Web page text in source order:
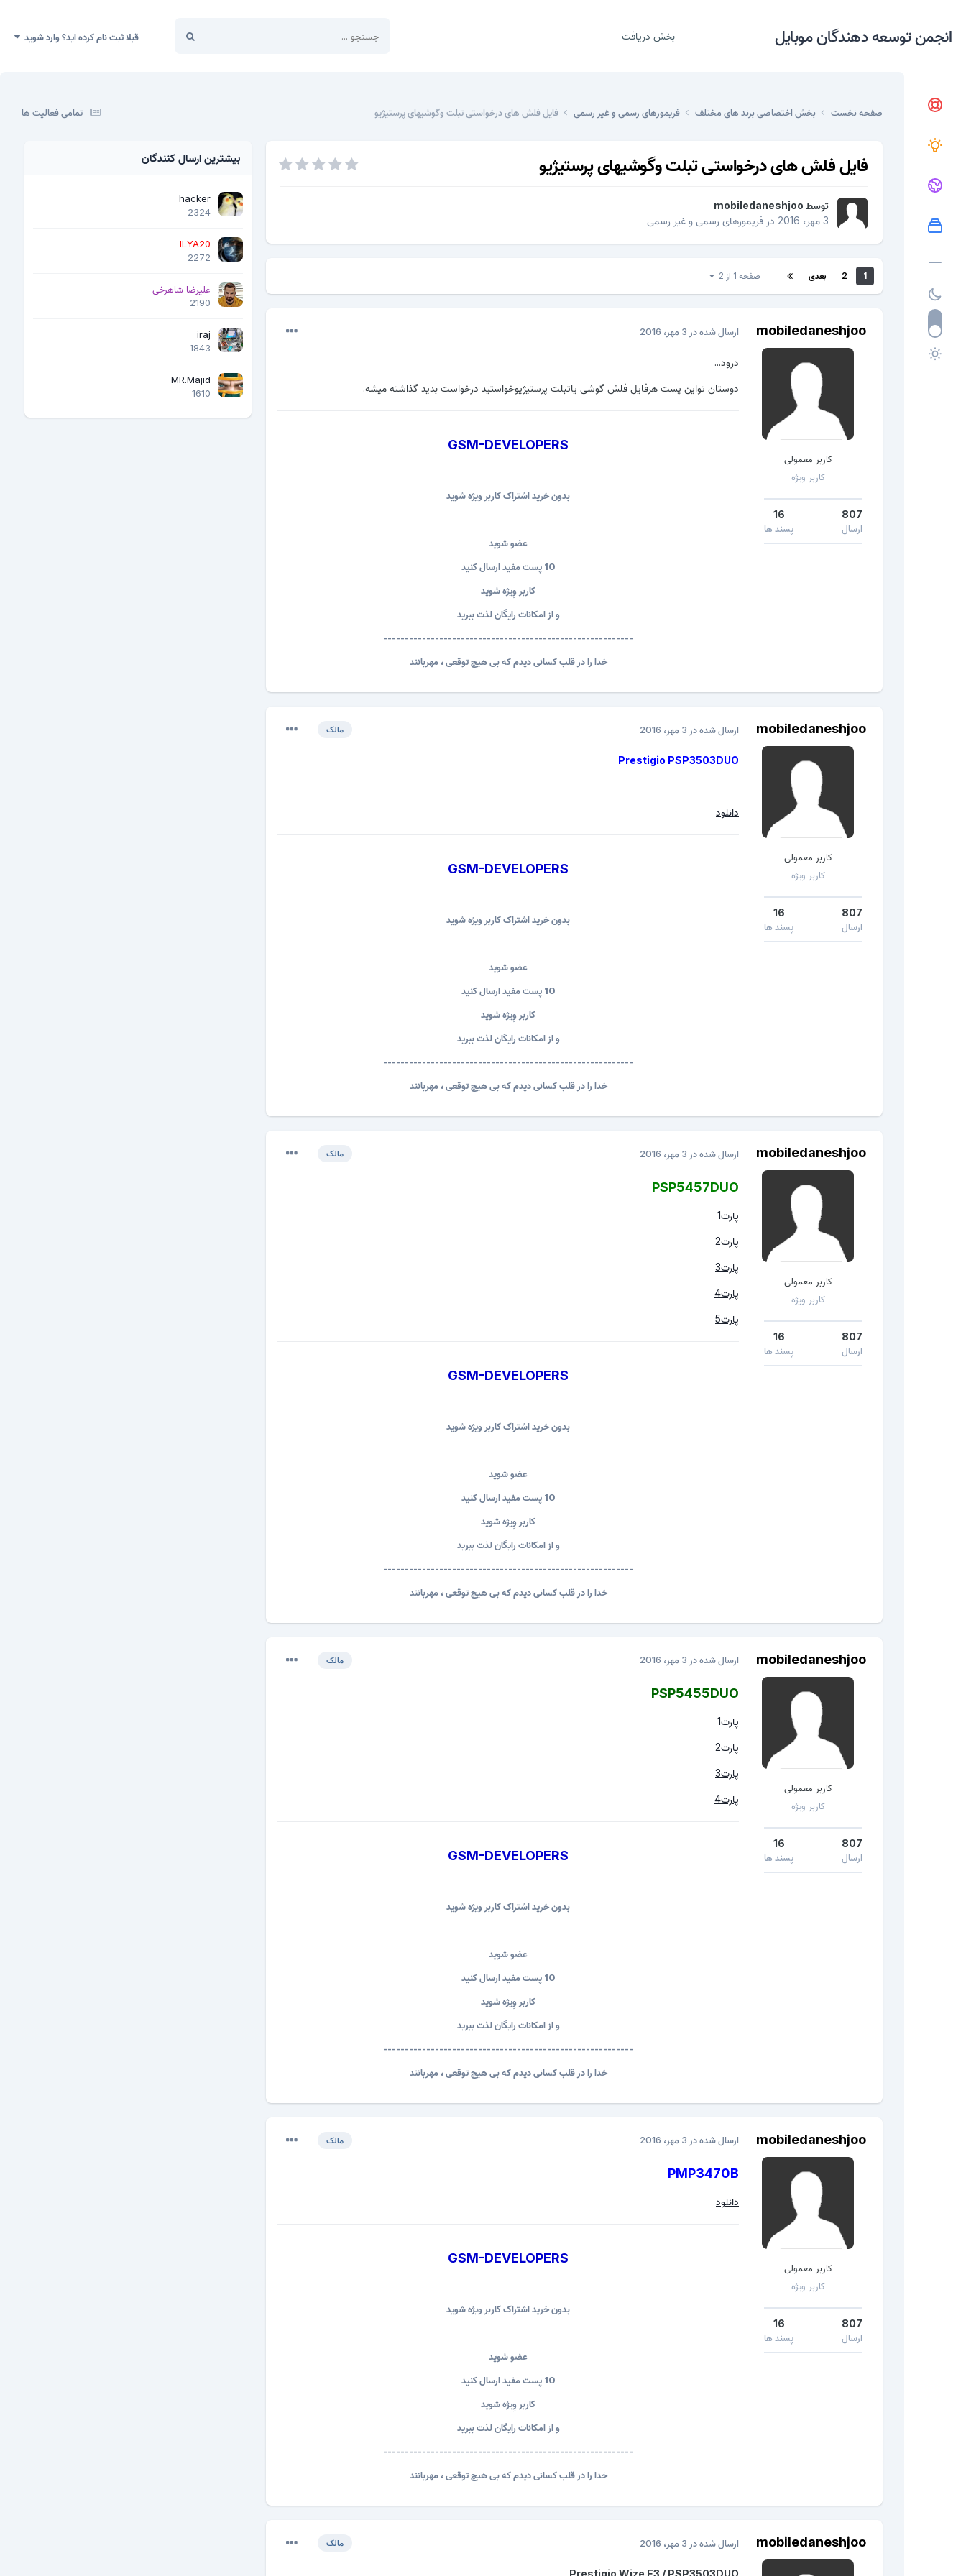
انجمن توسعه دهندگان موبایل بخش دریافت قبلا ثبت نام کرده اید؟ وارد شوید
تمامی فعالیت ها صفحه نخست بخش اختصاصی برند های مختلف فریمورهای رسمی و غیر رسمی فایل فلش های درخواستی تبلت وگوشیهای پرستیژیو
فایل فلش های درخواستی تبلت وگوشیهای پرستیژیو
توسط mobiledaneshjoo
3 مهر، 2016
در فریمورهای رسمی و غیر رسمی
1
2 بعدی صفحه 1 از 2
mobiledaneshjoo
کاربر معمولی
کاربر ویژه
807
ارسال
16
پسند ها
ارسال شده در 3 مهر، 2016
درود...
دوستان تواین پست هرفایل فلش گوشی یاتبلت پرستیژیوخواستید درخواست بدید گذاشته میشه.
GSM-DEVELOPERS
بدون خرید اشتراک کاربر ویژه شوید
عضو شوید
10 پست مفید ارسال کنید
کاربر وِیژه شوید
و از امکانات رایگان لذت ببرید
----------------------------------------------------------
خدا را در قلب کسانی دیدم که بی هیچ توقعی ، مهربانند
mobiledaneshjoo
کاربر معمولی
کاربر ویژه
807
ارسال
16
پسند ها
مالک ارسال شده در 3 مهر، 2016
Prestigio PSP3503DUO
دانلود
GSM-DEVELOPERS
بدون خرید اشتراک کاربر ویژه شوید
عضو شوید
10 پست مفید ارسال کنید
کاربر وِیژه شوید
و از امکانات رایگان لذت ببرید
----------------------------------------------------------
خدا را در قلب کسانی دیدم که بی هیچ توقعی ، مهربانند
mobiledaneshjoo
کاربر معمولی
کاربر ویژه
807
ارسال
16
پسند ها
مالک ارسال شده در 3 مهر، 2016
PSP5457DUO
پارت1
پارت2
پارت3
پارت4
پارت5
GSM-DEVELOPERS
بدون خرید اشتراک کاربر ویژه شوید
عضو شوید
10 پست مفید ارسال کنید
کاربر وِیژه شوید
و از امکانات رایگان لذت ببرید
----------------------------------------------------------
خدا را در قلب کسانی دیدم که بی هیچ توقعی ، مهربانند
mobiledaneshjoo
کاربر معمولی
کاربر ویژه
807
ارسال
16
پسند ها
مالک ارسال شده در 3 مهر، 2016
PSP5455DUO
پارت1
پارت2
پارت3
پارت4
GSM-DEVELOPERS
بدون خرید اشتراک کاربر ویژه شوید
عضو شوید
10 پست مفید ارسال کنید
کاربر وِیژه شوید
و از امکانات رایگان لذت ببرید
----------------------------------------------------------
خدا را در قلب کسانی دیدم که بی هیچ توقعی ، مهربانند
mobiledaneshjoo
کاربر معمولی
کاربر ویژه
807
ارسال
16
پسند ها
مالک ارسال شده در 3 مهر، 2016
PMP3470B
دانلود
GSM-DEVELOPERS
بدون خرید اشتراک کاربر ویژه شوید
عضو شوید
10 پست مفید ارسال کنید
کاربر وِیژه شوید
و از امکانات رایگان لذت ببرید
----------------------------------------------------------
خدا را در قلب کسانی دیدم که بی هیچ توقعی ، مهربانند
mobiledaneshjoo مالک ارسال شده در 3 مهر، 2016
Prestigio Wize E3 / PSP3503DUO
بیشترین ارسال کنندگان
hacker
2324
ILYA20
2272
علیرضا شاهرخی
2190
iraj
1843
MR.Majid
1610